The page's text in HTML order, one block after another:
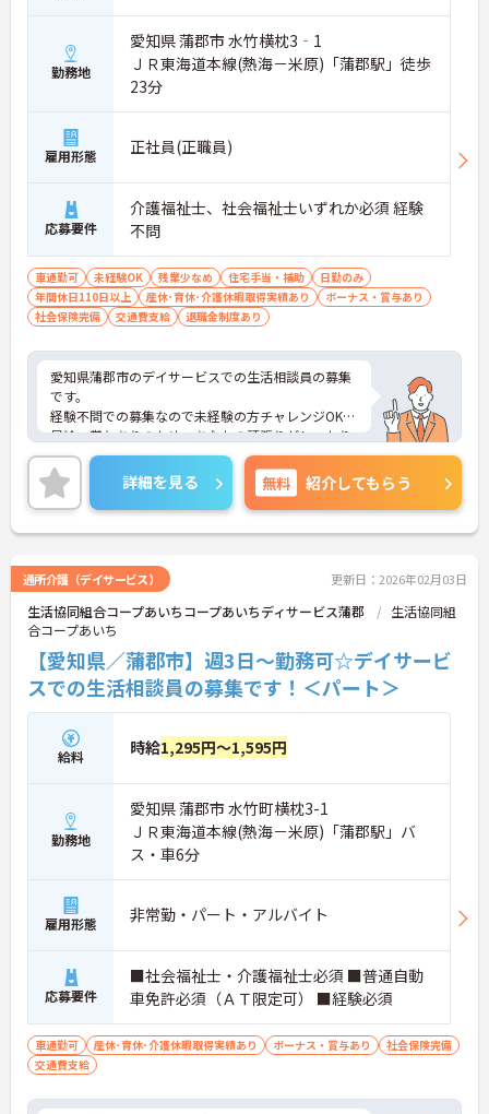
勤務地
愛知県 蒲郡市 水竹横枕3‐1
ＪＲ東海道本線(熱海－米原)「蒲郡駅」徒歩
23分
雇用形態 正社員(正職員)
応募要件
介護福祉士、社会福祉士いずれか必須 経験
不問
車通勤可 未経験OK 残業少なめ 住宅手当・補助
日勤のみ
年間休日110日以上
産休･育休･介護休暇取得実績あり
ボーナス・賞与あり
社会保険完備
交通費支給 退職金制度あり
愛知県蒲郡市のデイサービスでの生活相談員の募集
です。
経験不問での募集なので未経験の方チャレンジOK！
昇給・賞与ありのため、あなたの頑張りがしっかり
評価されます。
ご興味のある方は、面接のポイントをお伝えします
のでお気軽にお問い合せください。
詳細を見る 無料 紹介してもらう
通所介護（デイサービス） 更新日：2026年02月03日
生活協同組合コープあいちコープあいちディサービス蒲郡
生活協同組
合コープあいち
【愛知県／蒲郡市】週3日～勤務可☆デイサービ
スでの生活相談員の募集です！＜パート＞
給料 時給1,295円～1,595円
勤務地
愛知県 蒲郡市 水竹町横枕3-1
ＪＲ東海道本線(熱海－米原)「蒲郡駅」バ
ス・車6分
雇用形態 非常勤・パート・アルバイト
応募要件
■社会福祉士・介護福祉士必須 ■普通自動
車免許必須（ＡＴ限定可） ■経験必須
車通勤可 産休･育休･介護休暇取得実績あり ボーナス・賞与あり
社会保険完備
交通費支給